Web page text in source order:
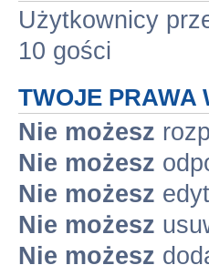
Użytkownicy
10 gości
TWOJE PRAWA
Nie możesz
Nie możesz
Nie możesz
Nie możesz
Nie możesz